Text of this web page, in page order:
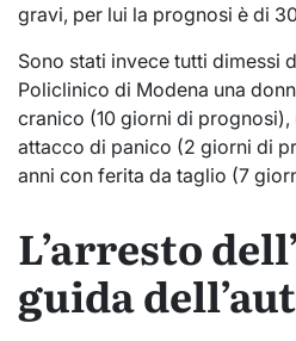
gravi, per lui la prognosi è di
Sono stati invece tutti dimessi
Policlinico di Modena una
cranico (10 giorni di
attacco di panico (2 giorni di
anni con ferita da taglio (7
L’arresto
guida